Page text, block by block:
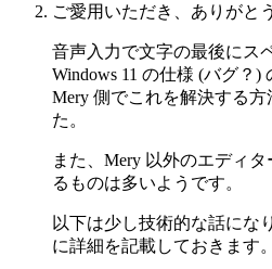
ご愛用いただき、ありがと
音声入力で文字の最後にス
Windows 11 の仕様 (バグ？)
Mery 側でこれを解決する
た。
また、Mery 以外のエディ
るものは多いようです。
以下は少し技術的な話にな
に詳細を記載しておきます。